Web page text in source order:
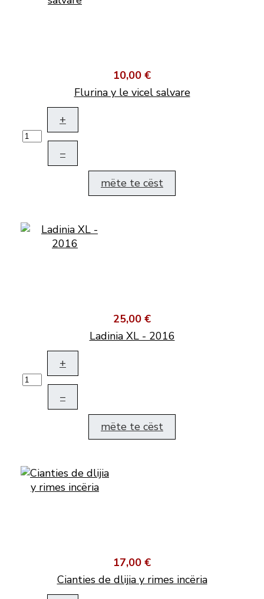
10,00 €
Flurina y le vicel salvare
+
–
mëte te cëst
25,00 €
Ladinia XL - 2016
+
–
mëte te cëst
17,00 €
Cianties de dlijia y rimes incëria